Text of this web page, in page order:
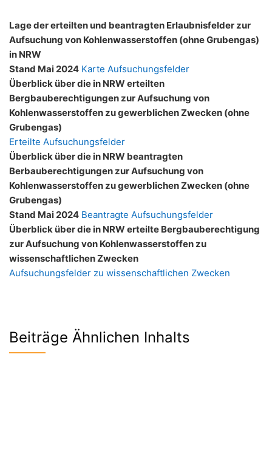
Lage der erteilten und beantragten Erlaubnisfelder zur
Aufsuchung von Kohlenwasserstoffen (ohne Grubengas)
in NRW
Stand Mai 2024 Karte Aufsuchungsfelder
Überblick über die in NRW erteilten
Bergbauberechtigungen zur Aufsuchung von
Kohlenwasserstoffen zu gewerblichen Zwecken (ohne
Grubengas)
Erteilte Aufsuchungsfelder
Überblick über die in NRW beantragten
Berbauberechtigungen zur Aufsuchung von
Kohlenwasserstoffen zu gewerblichen Zwecken (ohne
Grubengas)
Stand Mai 2024 Beantragte Aufsuchungsfelder
Überblick über die in NRW erteilte Bergbauberechtigung
zur Aufsuchung von Kohlenwasserstoffen zu
wissenschaftlichen Zwecken
Aufsuchungsfelder zu wissenschaftlichen Zwecken
Beiträge Ähnlichen Inhalts